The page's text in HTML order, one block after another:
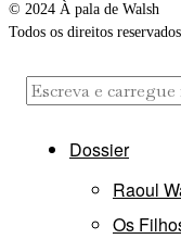
© 2024 À pala de Walsh
Todos os direitos reservados
Dossier
Raoul
Os